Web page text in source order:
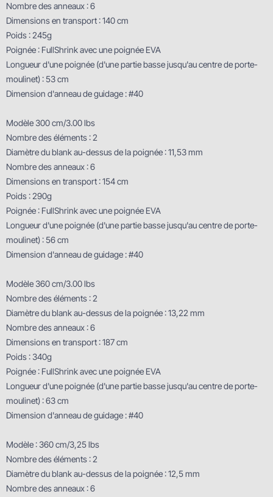
Nombre des anneaux : 6
Dimensions en transport : 140 cm
Poids : 245g
Poignée : FullShrink avec une poignée EVA
Longueur d'une poignée (d'une partie basse jusqu'au centre de porte-
moulinet) : 53 cm
Dimension d'anneau de guidage : #40
Modèle 300 cm/3.00 lbs
Nombre des éléments : 2
Diamètre du blank au-dessus de la poignée : 11,53 mm
Nombre des anneaux : 6
Dimensions en transport : 154 cm
Poids : 290g
Poignée : FullShrink avec une poignée EVA
Longueur d'une poignée (d'une partie basse jusqu'au centre de porte-
moulinet) : 56 cm
Dimension d'anneau de guidage : #40
Modèle 360 cm/3.00 lbs
Nombre des éléments : 2
Diamètre du blank au-dessus de la poignée : 13,22 mm
Nombre des anneaux : 6
Dimensions en transport : 187 cm
Poids : 340g
Poignée : FullShrink avec une poignée EVA
Longueur d'une poignée (d'une partie basse jusqu'au centre de porte-
moulinet) : 63 cm
Dimension d'anneau de guidage : #40
Modèle : 360 cm/3,25 lbs
Nombre des éléments : 2
Diamètre du blank au-dessus de la poignée : 12,5 mm
Nombre des anneaux : 6